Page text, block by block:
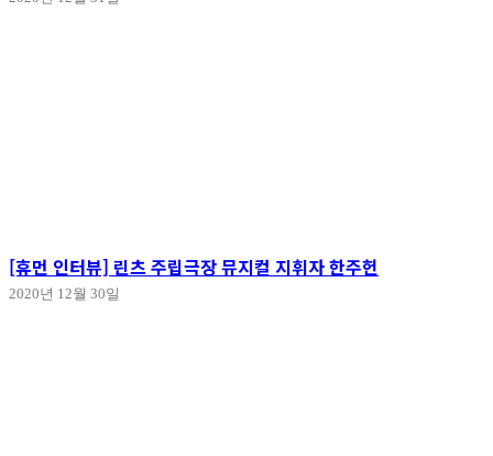
[휴먼 인터뷰] 린츠 주립극장 뮤지컬 지휘자 한주헌
2020년 12월 30일